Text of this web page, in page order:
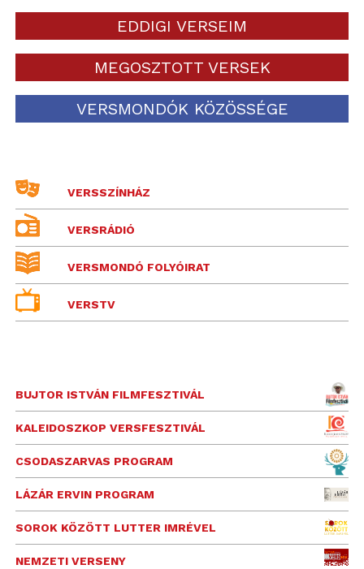
EDDIGI VERSEIM
MEGOSZTOTT VERSEK
VERSMONDÓK KÖZÖSSÉGE
VERSSZÍNHÁZ
VERSRÁDIÓ
VERSMONDÓ FOLYÓIRAT
VERSTV
BUJTOR ISTVÁN FILMFESZTIVÁL
KALEIDOSZKOP VERSFESZTIVÁL
CSODASZARVAS PROGRAM
LÁZÁR ERVIN PROGRAM
SOROK KÖZÖTT LUTTER IMRÉVEL
NEMZETI VERSENY